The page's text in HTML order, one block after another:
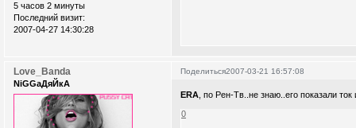
5 часов 2 минуты
Последний визит:
2007-04-27 14:30:28
Поделиться2007-03-21 16:57:08
Love_Banda
NiGGaДяЙкА
ERA , по Рен-Тв..не знаю..его показали
0